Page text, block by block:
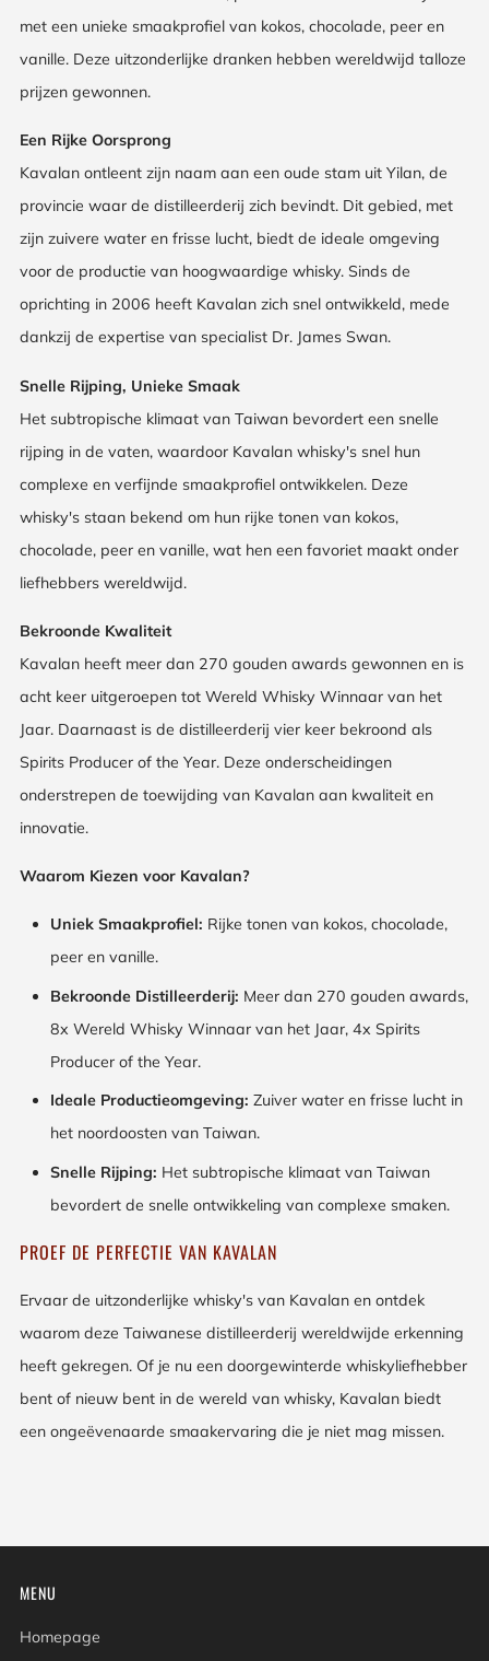
met een unieke smaakprofiel van kokos, chocolade, peer en
vanille. Deze uitzonderlijke dranken hebben wereldwijd talloze
prijzen gewonnen.
Een Rijke Oorsprong
Kavalan ontleent zijn naam aan een oude stam uit Yilan, de
provincie waar de distilleerderij zich bevindt. Dit gebied, met
zijn zuivere water en frisse lucht, biedt de ideale omgeving
voor de productie van hoogwaardige whisky. Sinds de
oprichting in 2006 heeft Kavalan zich snel ontwikkeld, mede
dankzij de expertise van specialist Dr. James Swan.
Snelle Rijping, Unieke Smaak
Het subtropische klimaat van Taiwan bevordert een snelle
rijping in de vaten, waardoor Kavalan whisky's snel hun
complexe en verfijnde smaakprofiel ontwikkelen. Deze
whisky's staan bekend om hun rijke tonen van kokos,
chocolade, peer en vanille, wat hen een favoriet maakt onder
liefhebbers wereldwijd.
Bekroonde Kwaliteit
Kavalan heeft meer dan 270 gouden awards gewonnen en is
acht keer uitgeroepen tot Wereld Whisky Winnaar van het
Jaar. Daarnaast is de distilleerderij vier keer bekroond als
Spirits Producer of the Year. Deze onderscheidingen
onderstrepen de toewijding van Kavalan aan kwaliteit en
innovatie.
Waarom Kiezen voor Kavalan?
Uniek Smaakprofiel: Rijke tonen van kokos, chocolade,
peer en vanille.
Bekroonde Distilleerderij: Meer dan 270 gouden awards,
8x Wereld Whisky Winnaar van het Jaar, 4x Spirits
Producer of the Year.
Ideale Productieomgeving: Zuiver water en frisse lucht in
het noordoosten van Taiwan.
Snelle Rijping: Het subtropische klimaat van Taiwan
bevordert de snelle ontwikkeling van complexe smaken.
PROEF DE PERFECTIE VAN KAVALAN
Ervaar de uitzonderlijke whisky's van Kavalan en ontdek
waarom deze Taiwanese distilleerderij wereldwijde erkenning
heeft gekregen. Of je nu een doorgewinterde whiskyliefhebber
bent of nieuw bent in de wereld van whisky, Kavalan biedt
een ongeëvenaarde smaakervaring die je niet mag missen.
MENU
Homepage